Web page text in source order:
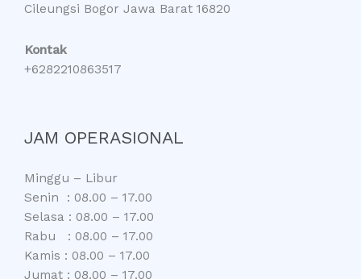
Cileungsi Bogor Jawa Barat 16820
Kontak
+6282210863517
JAM OPERASIONAL
Minggu – Libur
Senin : 08.00 – 17.00
Selasa : 08.00 – 17.00
Rabu : 08.00 – 17.00
Kamis : 08.00 – 17.00
Jumat : 08.00 – 17.00